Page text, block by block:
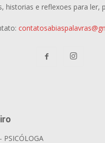
historias e reflexoes para ler,
PSICÓLOGA